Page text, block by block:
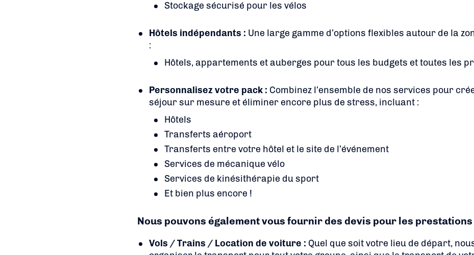
Stockage sécurisé pour les vélos
Hôtels indépendants : Une large gamme d’options flexibles autour de la
:
Hôtels, appartements et auberges pour tous les budgets et toutes les
Personnalisez votre pack : Combinez l’ensemble de nos services pour
séjour sur mesure et éliminer encore plus de stress, incluant :
Hôtels
Transferts aéroport
Transferts entre votre hôtel et le site de l’événement
Services de mécanique vélo
Services de kinésithérapie du sport
Et bien plus encore !
Nous pouvons également vous fournir des devis pour les
Vols / Trains / Location de voiture : Quel que soit votre lieu de départ,